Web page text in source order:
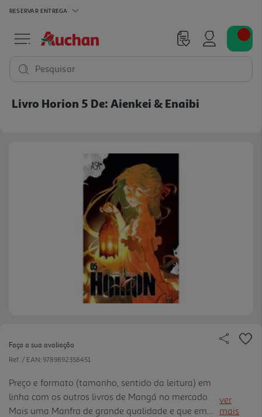
RESERVAR ENTREGA
Pesquisar
Livro Horion 5 De: Aienkei & Enaibi
Faça a sua avaliação
Ref. / EAN: 9789892358451
Preço e formato (tamanho, sentido da leitura) em
linha com os outros livros de Mangá no mercado
Mais uma Manfra de grande qualidade e que em
ver
mais